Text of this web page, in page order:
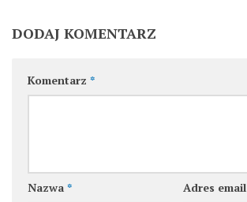
DODAJ KOMENTARZ
Komentarz *
Nazwa * Adres email